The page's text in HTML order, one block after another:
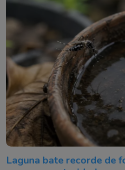
Laguna bate recorde de